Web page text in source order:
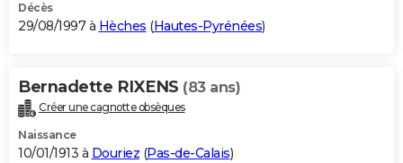
Décès
29/08/1997 à Hèches (Hautes-Pyrénées)
Bernadette RIXENS (83 ans)
Créer une cagnotte obsèques
Naissance
10/01/1913 à Douriez (Pas-de-Calais)